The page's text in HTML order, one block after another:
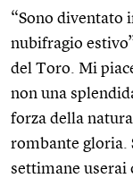
“Sono diventato
nubifragio
del Toro. Mi
non una
forza della
rombante gloria.
settimane userai